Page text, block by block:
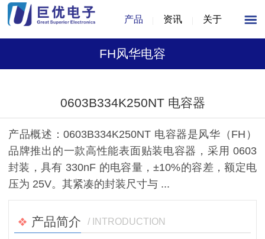
产品 资讯 关于
FH风华电容
1/1
0603B334K250NT 电容器
产品概述：0603B334K250NT 电容器是风华（FH）
品牌推出的一款高性能表面贴装电容器，采用 0603
封装，具有 330nF 的电容量，±10%的容差，额定电
压为 25V。其紧凑的封装尺寸与 ...
产品简介 / INTRODUCTION